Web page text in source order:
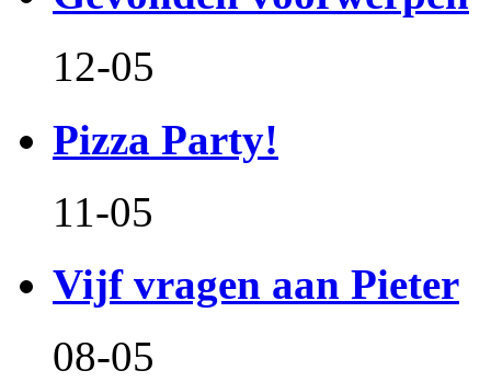
12-05
Pizza Party!
11-05
Vijf vragen aan Pieter
08-05